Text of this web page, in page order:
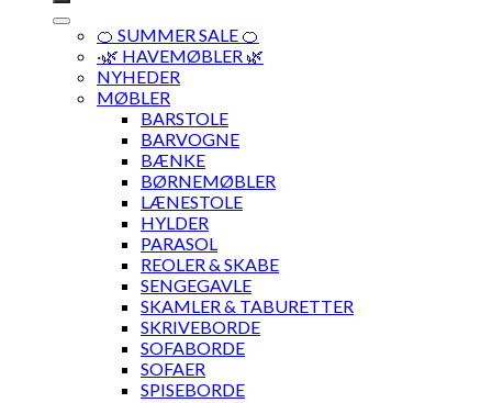
🍊 SUMMER SALE 🍊
·🌿 HAVEMØBLER 🌿
NYHEDER
MØBLER
BARSTOLE
BARVOGNE
BÆNKE
BØRNEMØBLER
LÆNESTOLE
HYLDER
PARASOL
REOLER & SKABE
SENGEGAVLE
SKAMLER & TABURETTER
SKRIVEBORDE
SOFABORDE
SOFAER
SPISEBORDE